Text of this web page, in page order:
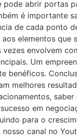
abrir portas
é importante
de cada ponto
elementos
envolvem
Um
benéficos.
melhores
em
para o
canal no